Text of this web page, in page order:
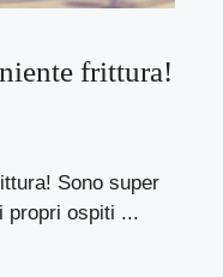
frittura!
Sono super
propri ospiti ...